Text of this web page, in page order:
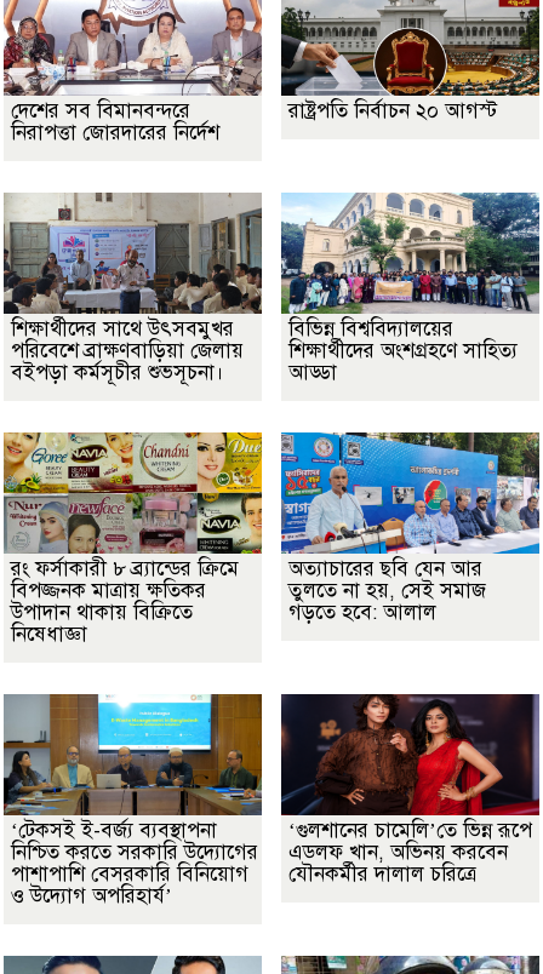
দেশের সব বিমানবন্দরে
নিরাপত্তা জোরদারের নির্দেশ
রাষ্ট্রপতি নির্বাচন ২০ আগস্ট
শিক্ষার্থীদের সাথে উৎসবমুখর
পরিবেশে ব্রাক্ষণবাড়িয়া জেলায়
বইপড়া কর্মসূচীর শুভসূচনা।
বিভিন্ন বিশ্ববিদ্যালয়ের
শিক্ষার্থীদের অংশগ্রহণে সাহিত্য
আড্ডা
রং ফর্সাকারী ৮ ব্র্যান্ডের ক্রিমে
বিপজ্জনক মাত্রায় ক্ষতিকর
উপাদান থাকায় বিক্রিতে
নিষেধাজ্ঞা
অত্যাচারের ছবি যেন আর
তুলতে না হয়, সেই সমাজ
গড়তে হবে: আলাল
‘টেকসই ই-বর্জ্য ব্যবস্থাপনা
নিশ্চিত করতে সরকারি উদ্যোগের
পাশাপাশি বেসরকারি বিনিয়োগ
ও উদ্যোগ অপরিহার্য’
‘গুলশানের চামেলি’তে ভিন্ন রূপে
এডলফ খান, অভিনয় করবেন
যৌনকর্মীর দালাল চরিত্রে